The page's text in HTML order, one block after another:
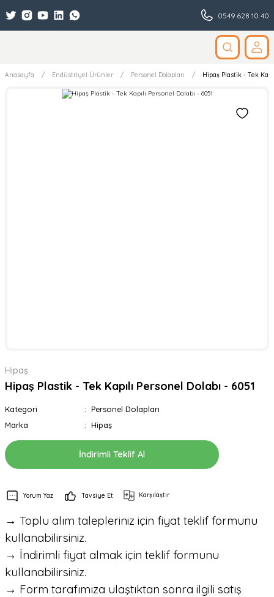
0549 628 10 40
Anasayfa Endüstriyel Ürünler Personel Dolapları Hipaş Plastik - Tek
Hipaş
Hipaş Plastik - Tek Kapılı Personel Dolabı - 6051
Kategori
Personel Dolapları
Marka
Hipaş
İndirimli Teklif Al
Yorum Yaz Tavsiye Et Karşılaştır
→ Toplu alım talepleriniz için fiyat teklif formunu
kullanabilirsiniz.
→ İndirimli fiyat almak için teklif formunu
kullanabilirsiniz.
→ Form tarafımıza ulaştıktan sonra ilgili satış